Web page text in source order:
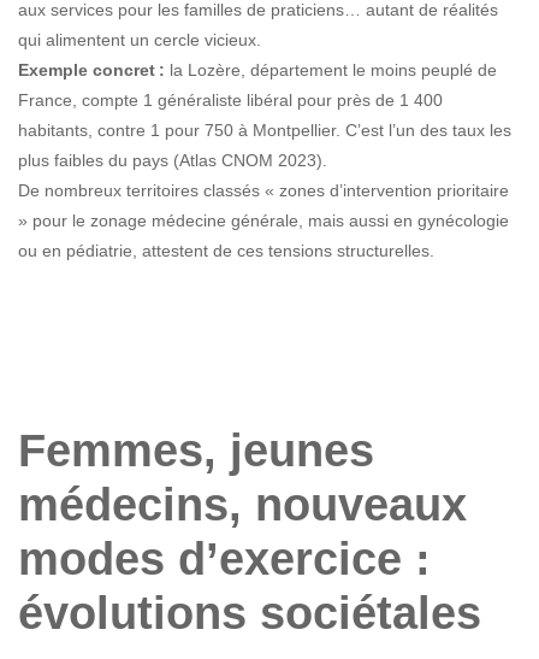
aux services pour les familles de praticiens… autant de réalités
qui alimentent un cercle vicieux.
Exemple concret : la Lozère, département le moins peuplé de
France, compte 1 généraliste libéral pour près de 1 400
habitants, contre 1 pour 750 à Montpellier. C’est l’un des taux les
plus faibles du pays (Atlas CNOM 2023).
De nombreux territoires classés « zones d’intervention prioritaire
» pour le zonage médecine générale, mais aussi en gynécologie
ou en pédiatrie, attestent de ces tensions structurelles.
Femmes, jeunes
médecins, nouveaux
modes d’exercice :
évolutions sociétales